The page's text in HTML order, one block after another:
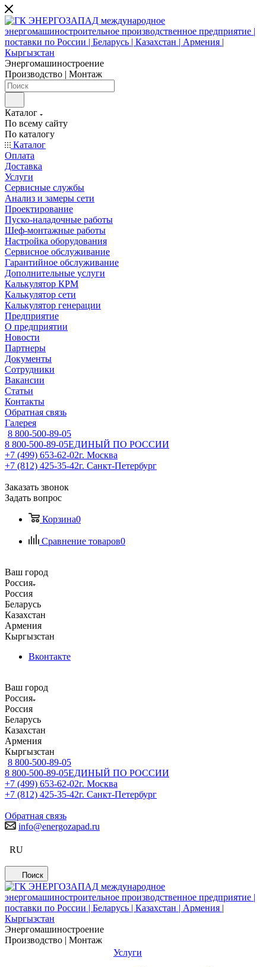
Энергомашиностроение
Производство | Монтаж
Каталог
По всему сайту
По каталогу
Каталог
Оплата
Доставка
Услуги
Сервисные службы
Анализ и замеры сети
Проектирование
Пуско-наладочные работы
Шеф-монтажные работы
Настройка оборудования
Сервисное обслуживание
Гарантийное обслуживание
Дополнительные услуги
Калькулятор КРМ
Калькулятор сети
Калькулятор генерации
Предприятие
О предприятии
Новости
Партнеры
Документы
Сотрудники
Вакансии
Статьи
Контакты
Обратная связь
Галерея
8 800-500-89-05
8 800-500-89-05ЕДИНЫЙ ПО РОССИИ
+7 (499) 653-62-02г. Москва
+7 (812) 425-35-42г. Санкт-Петербург
Заказать звонок
Задать вопрос
Корзина0
Сравнение товаров0
Ваш город
Россия
Россия
Беларусь
Казахстан
Армения
Кыргызстан
Вконтакте
Ваш город
Россия
Россия
Беларусь
Казахстан
Армения
Кыргызстан
8 800-500-89-05
8 800-500-89-05ЕДИНЫЙ ПО РОССИИ
+7 (499) 653-62-02г. Москва
+7 (812) 425-35-42г. Санкт-Петербург
Обратная связь
info@energozapad.ru
RU
Поиск
Энергомашиностроение
Производство | Монтаж
Услуги